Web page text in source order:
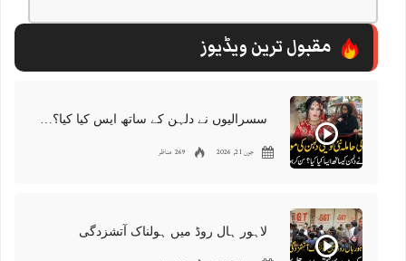
مقبول ترین ویڈیوز
سسرالیوں نے دلہن کے ساتھ ایس کیا کیا؟سن کر ہوش اڑ جائیں گے
جون 21, 2026 269 مناظر
لاہور ہال روڈ میں ہولناک آتشزدگی